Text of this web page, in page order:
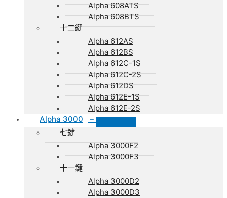
Alpha 608ATS
Alpha 608BTS
十二鍵
Alpha 612AS
Alpha 612BS
Alpha 612C-1S
Alpha 612C-2S
Alpha 612DS
Alpha 612E-1S
Alpha 612E-2S
Alpha 3000
–
七鍵
Alpha 3000F2
Alpha 3000F3
十一鍵
Alpha 3000D2
Alpha 3000D3